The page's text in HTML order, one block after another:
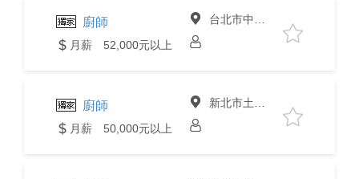
廚師
月薪 52,000元以上
台北市中山區
廚師
月薪 50,000元以上
新北市土城區